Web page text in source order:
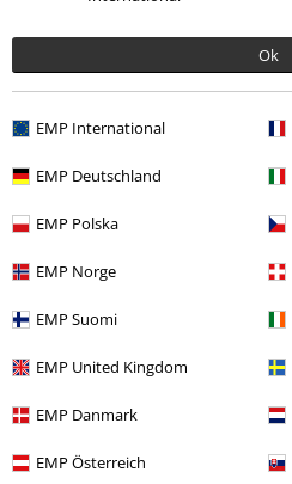
Ok
EMP International
EMP Deutschland
EMP Polska
EMP Norge
EMP Suomi
EMP United Kingdom
EMP Danmark
EMP Österreich
Descuentos para ti
Sobre EMP
EMP Eventos